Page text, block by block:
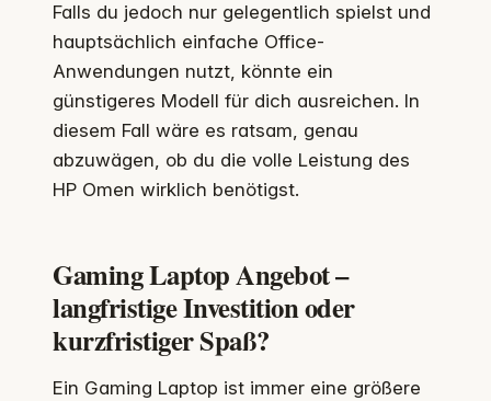
Falls du jedoch nur gelegentlich spielst und
hauptsächlich einfache Office-
Anwendungen nutzt, könnte ein
günstigeres Modell für dich ausreichen. In
diesem Fall wäre es ratsam, genau
abzuwägen, ob du die volle Leistung des
HP Omen wirklich benötigst.
Gaming Laptop Angebot –
langfristige Investition oder
kurzfristiger Spaß?
Ein Gaming Laptop ist immer eine größere